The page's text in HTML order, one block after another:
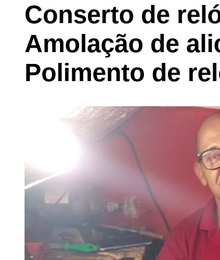
Conserto de
Amolação de
Polimento de